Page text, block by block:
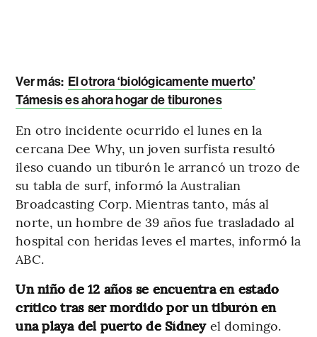
Ver más: El otrora ‘biológicamente muerto’
Támesis es ahora hogar de tiburones
En otro incidente ocurrido el lunes en la
cercana Dee Why, un joven surfista resultó
ileso cuando un tiburón le arrancó un trozo de
su tabla de surf, informó la Australian
Broadcasting Corp. Mientras tanto, más al
norte, un hombre de 39 años fue trasladado al
hospital con heridas leves el martes, informó la
ABC.
Un niño de 12 años se encuentra en estado
crítico tras ser mordido por un tiburón en
una playa del puerto de Sídney el domingo.